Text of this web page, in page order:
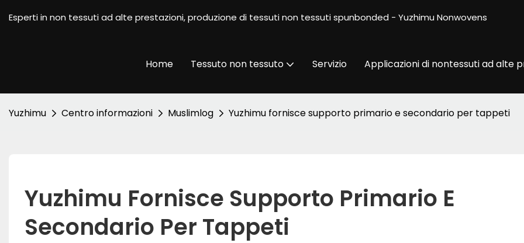
Esperti in non tessuti ad alte prestazioni, produzione di tessuti non tessuti spunbonded - Yuzhimu Nonwovens
Home Tessuto non tessuto Servizio Applicazioni di nontessuti ad alte
Yuzhimu Centro informazioni Muslimlog Yuzhimu fornisce supporto primario e secondario per tappeti
Yuzhimu Fornisce Supporto Primario E
Secondario Per Tappeti